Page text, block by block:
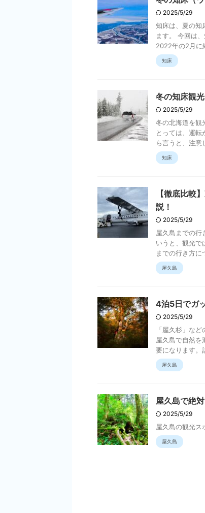
2025/5/29
知床は、夏の知
ます。 今回は
2022年の2月に
知床
冬の知床観
2025/5/29
冬の北海道を観
とっては、運
ら言うと、注意
知床
【徹底比較
説！
2025/5/29
屋久島までの行
いうと、観光で
までの行き方
屋久島
4泊5日でガ
2025/5/29
「屋久杉」な
屋久島で自然を
要になります。
屋久島
屋久島で絶
2025/5/29
屋久島の観光ス
屋久島